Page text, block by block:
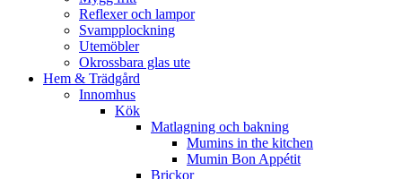
Reflexer och lampor
Svampplockning
Utemöbler
Okrossbara glas ute
Hem & Trädgård
Innomhus
Kök
Matlagning och bakning
Mumins in the kitchen
Mumin Bon Appétit
Brickor